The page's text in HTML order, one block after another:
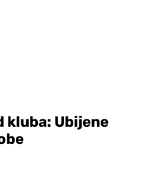
kluba: Ubijene